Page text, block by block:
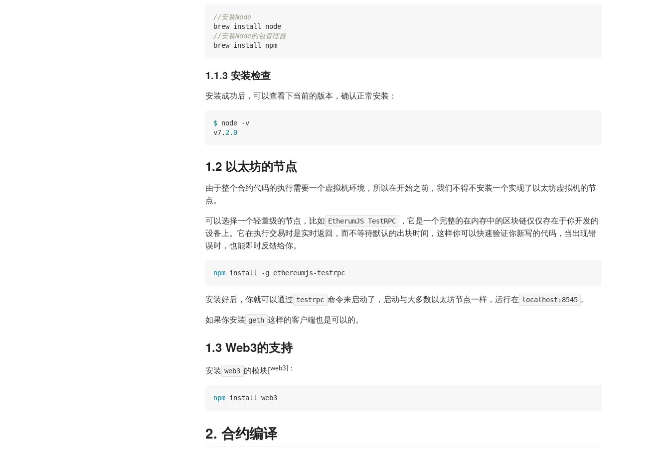
//安装Node
//安装Node的包管理器
1.1.3 安装检查
安装成功后，可以查看下当前的版本，确认正常安装：
$ node -v
v7. 2.0
1.2 以太坊的节点
由于整个合约代码的执行需要一个虚拟机环境，所以在开始之前，我们不得不安装一个实现了以太坊虚拟机的节
点。
可以选择一个轻量级的节点，比如 EtherumJS TestRPC
，它是一个完整的在内存中的区块链仅仅存在于你开发的
设备上。它在执行交易时是实时返回，而不等待默认的出块时间，这样你可以快速验证你新写的代码，当出现错
误时，也能即时反馈给你。
npm
安装好后，你就可以通过 testrpc 命令来启动了，启动与大多数以太坊节点一样，运行在 localhost:8545 。
如果你安装 geth 这样的客户端也是可以的。
1.3 Web3的支持
安装 web3 的模块[web3]：
npm
2. 合约编译